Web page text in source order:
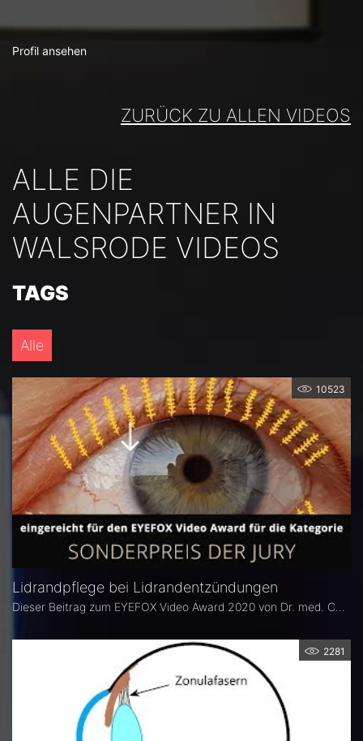
Profil ansehen
ZURÜCK ZU ALLEN VIDEOS
ALLE DIE
AUGENPARTNER IN
WALSRODE VIDEOS
TAGS
Alle
10523
Lidrandpflege bei Lidrandentzündungen
2281